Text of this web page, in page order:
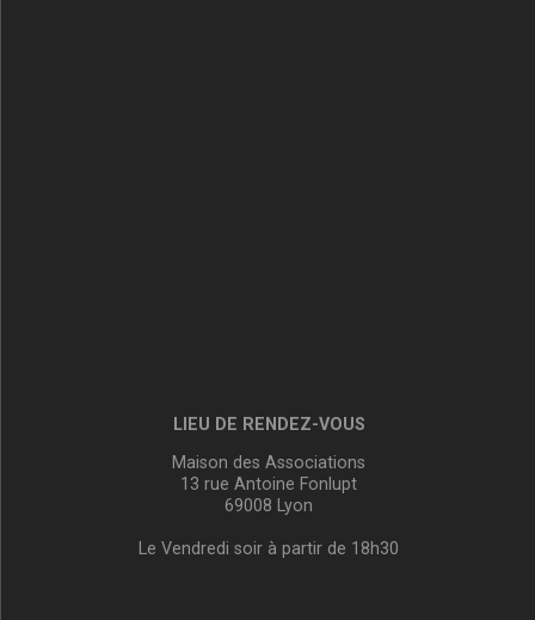
LIEU DE RENDEZ-VOUS
Maison des Associations
13 rue Antoine Fonlupt
69008 Lyon
Le Vendredi soir à partir de 18h30